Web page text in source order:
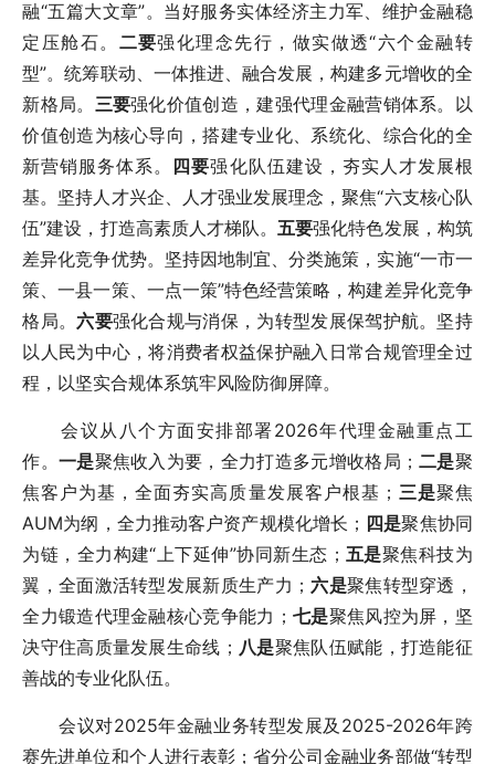
融“五篇大文章”。当好服务实体经济主力军、维护金融稳
定压舱石。 二要强化理念先行，做实做透“六个金融转
型”。统筹联动、一体推进、融合发展，构建多元增收的全
新格局。 三要强化价值创造，建强代理金融营销体系。以
价值创造为核心导向，搭建专业化、系统化、综合化的全
新营销服务体系。 四要强化队伍建设，夯实人才发展根
基。坚持人才兴企、人才强业发展理念，聚焦“六支核心队
伍”建设，打造高素质人才梯队。五要强化特色发展，构筑
差异化竞争优势。坚持因地制宜、分类施策，实施“一市一
策、一县一策、一点一策”特色经营策略，构建差异化竞争
格局。六要强化合规与消保，为转型发展保驾护航。坚持
以人民为中心，将消费者权益保护融入日常合规管理全过
程，以坚实合规体系筑牢风险防御屏障。
会议从八个方面安排部署2026年代理金融重点工
作。 一是聚焦收入为要，全力打造多元增收格局； 二是聚
焦客户为基，全面夯实高质量发展客户根基； 三是聚焦
AUM为纲，全力推动客户资产规模化增长； 四是聚焦协同
为链，全力构建“上下延伸”协同新生态； 五是聚焦科技为
翼，全面激活转型发展新质生产力； 六是聚焦转型穿透，
全力锻造代理金融核心竞争能力； 七是聚焦风控为屏，坚
决守住高质量发展生命线； 八是聚焦队伍赋能，打造能征
善战的专业化队伍。
会议对2025年金融业务转型发展及2025-2026年跨
赛先进单位和个人进行表彰；省分公司金融业务部做“转型